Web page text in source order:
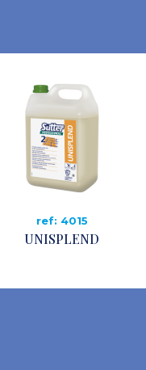
ref: 4015
UNISPLEND